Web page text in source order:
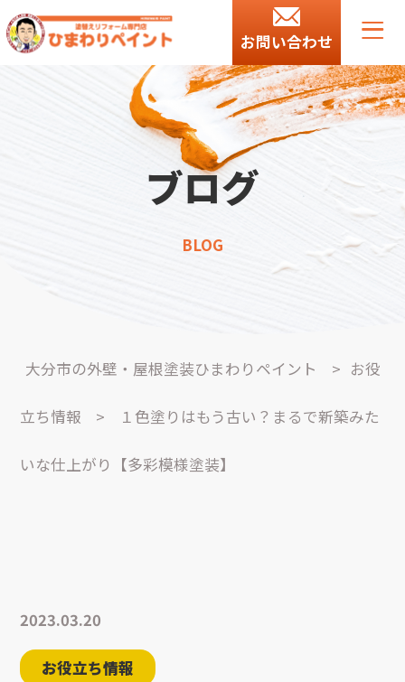
お問い合わせ
ブログ
BLOG
大分市の外壁・屋根塗装ひまわりペイント > お役
立ち情報 > １色塗りはもう古い？まるで新築みた
いな仕上がり【多彩模様塗装】
2023.03.20
お役立ち情報